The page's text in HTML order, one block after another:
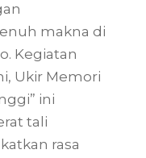
makna di
Kegiatan
Ukir Memori
ini
tali
rasa